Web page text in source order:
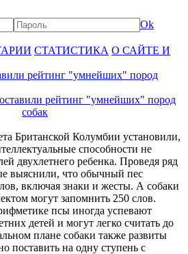
Ok
СТАТИСТИКА О САЙТЕ И
рейтинг "умнейших" пород
Британской Колумбии установили,
способности не
двухлетнего ребенка. Проведя ряд
выяснили, что обычный пес
включая знаки и жесты. А собаки
могут запомнить 250 слов.
псы иногда успевают
детей и могут легко считать до
плане собаки также развиты
поставить на одну ступень с